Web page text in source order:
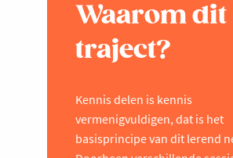
Waarom dit
traject?
Kennis delen is kennis
vermenigvuldigen, dat is het
basisprincipe van dit lerend